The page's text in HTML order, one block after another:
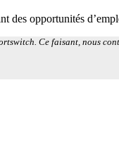
des opportunités
Ce faisant, nous